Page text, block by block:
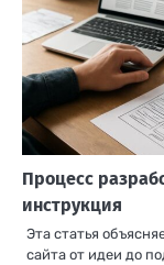
Процесс
инструкция
Эта статья
сайта от идеи до